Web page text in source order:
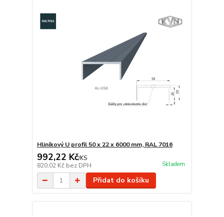
Hliníkový U profil 50 x 22 x 6000 mm, RAL 7016
992,22 Kč/KS
820,02 Kč bez DPH Skladem
Přidat do košíku